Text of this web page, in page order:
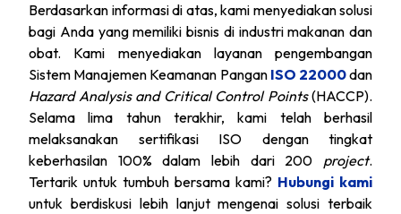
Berdasarkan informasi di atas, kami menyediakan solusi
bagi Anda yang memiliki bisnis di industri makanan dan
obat. Kami menyediakan layanan pengembangan
Sistem Manajemen Keamanan PanganISO 22000dan
Hazard Analysis and Critical Control Points(HACCP).
Selama lima tahun terakhir, kami telah berhasil
melaksanakan sertifikasi ISO dengan tingkat
keberhasilan 100% dalam lebih dari 200 project.
Tertarik untuk tumbuh bersama kami? Hubungi kami
untuk berdiskusi lebih lanjut mengenai solusi terbaik